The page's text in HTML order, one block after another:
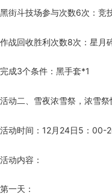
黑街斗技场参与次数6次：竞
作战回收胜利次数8次：星月
完成3个条件：黑手套*1
活动二、雪夜浓雪祭，浓雪祭
活动时间：12月24日5：00-
活动内容：
第一天：